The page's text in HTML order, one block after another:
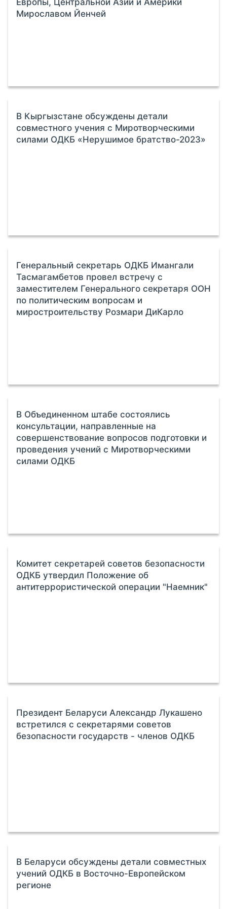
Мирославом Йенчей
В Кыргызстане обсуждены детали
совместного учения с Миротворческими
силами ОДКБ «Нерушимое братство-2023»
Генеральный секретарь ОДКБ Имангали
Тасмагамбетов провел встречу с
заместителем Генерального секретаря ООН
по политическим вопросам и
миростроительству Розмари ДиКарло
В Объединенном штабе состоялись
консультации, направленные на
совершенствование вопросов подготовки и
проведения учений с Миротворческими
силами ОДКБ
Комитет секретарей советов безопасности
ОДКБ утвердил Положение об
антитеррористической операции "Наемник"
Президент Беларуси Александр Лукашено
встретился с секретарями советов
безопасности государств - членов ОДКБ
В Беларуси обсуждены детали совместных
учений ОДКБ в Восточно-Европейском
регионе